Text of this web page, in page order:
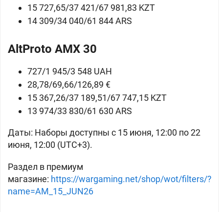
15 727,65/37 421/67 981,83 KZT
14 309/34 040/61 844 ARS
AltProto AMX 30
727/1 945/3 548 UAH
28,78/69,66/126,89 €
15 367,26/37 189,51/67 747,15 KZT
13 974/33 830/61 630 ARS
Даты: Наборы доступны с 15 июня, 12:00 по 22
июня, 12:00 (UTC+3).
Раздел в премиум
магазине: https://wargaming.net/shop/wot/filters/?
name=AM_15_JUN26